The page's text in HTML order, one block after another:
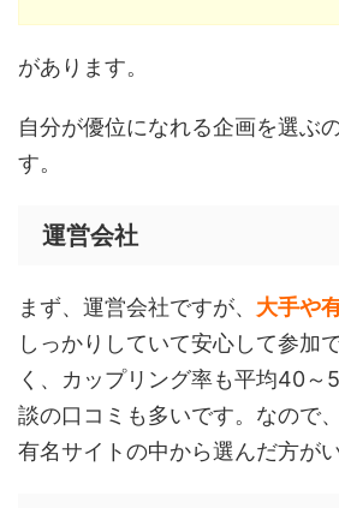
があります。
自分が優位になれる企画を選ぶ
す。
運営会社
まず、運営会社ですが、 大手や
しっかりしていて安心して参加
く、カップリング率も平均40～
談の口コミも多いです。なので
有名サイトの中から選んだ方がい